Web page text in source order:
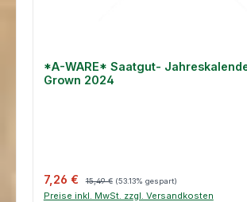
*A-WARE* Saatgut-
Grown 2024
Verkaufspreis:
7,26 € 15,49 € (53.13% gespart)
Preise inkl. MwSt. zzgl. Versandkosten